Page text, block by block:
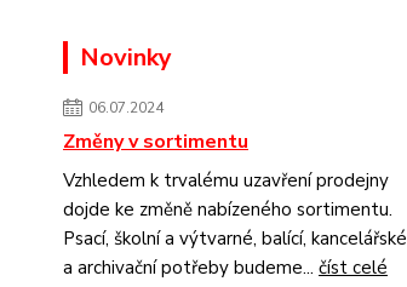
Novinky
06.07.2024
Změny v sortimentu
Vzhledem k trvalému uzavření prodejny
dojde ke změně nabízeného sortimentu.
Psací, školní a výtvarné, balící, kancelářské
a archivační potřeby budeme... číst celé